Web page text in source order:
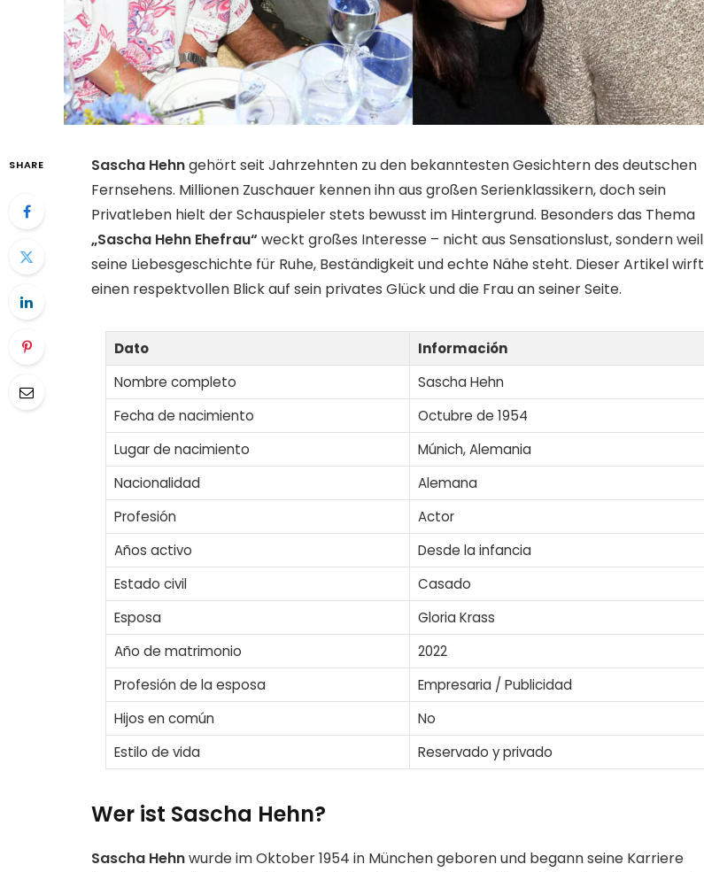
SHARE Sascha Hehngehört seit Jahrzehnten zu den bekanntesten Gesichtern des deutschen
Fernsehens. Millionen Zuschauer kennen ihn aus großen Serienklassikern, doch sein
Privatleben hielt der Schauspieler stets bewusst im Hintergrund. Besonders das Thema
„Sascha Hehn Ehefrau“ weckt großes Interesse – nicht aus Sensationslust, sondern weil
seine Liebesgeschichte für Ruhe, Beständigkeit und echte Nähe steht. Dieser Artikel wirft
einen respektvollen Blick auf sein privates Glück und die Frau an seiner Seite.
Dato
Información
Nombre completo
Sascha Hehn
Fecha de nacimiento
Octubre de 1954
Lugar de nacimiento
Múnich, Alemania
Nacionalidad
Alemana
Profesión
Actor
Años activo
Desde la infancia
Estado civil
Casado
Esposa
Gloria Krass
Año de matrimonio
2022
Profesión de la esposa
Empresaria / Publicidad
Hijos en común
No
Estilo de vida
Reservado y privado
Wer ist Sascha Hehn?
Sascha Hehnwurde im Oktober 1954 in München geboren und begann seine Karriere